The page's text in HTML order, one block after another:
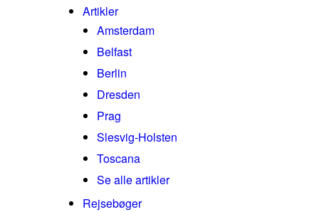
Artikler
Amsterdam
Belfast
Berlin
Dresden
Prag
Slesvig-Holsten
Toscana
Se alle artikler
Rejsebøger